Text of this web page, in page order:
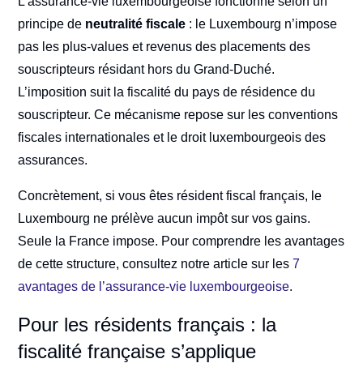
principe de neutralité fiscale : le Luxembourg n’impose
pas les plus-values et revenus des placements des
souscripteurs résidant hors du Grand-Duché.
L’imposition suit la fiscalité du pays de résidence du
souscripteur. Ce mécanisme repose sur les conventions
fiscales internationales et le droit luxembourgeois des
assurances.
Concrètement, si vous êtes résident fiscal français, le
Luxembourg ne prélève aucun impôt sur vos gains.
Seule la France impose. Pour comprendre les avantages
de cette structure, consultez notre article sur les7
avantages de l’assurance-vie luxembourgeoise.
Pour les résidents français : la
fiscalité française s’applique